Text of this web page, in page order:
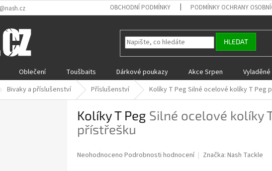
OBCHODNÍ PODMÍNKY PODMÍNKY OCHRANY
HLEDAT
Oblečení Toušbaits Dárkové poukazy Akce Srpen
Bivaky a příslušenství Příslušenství Kolíky T Peg Silné ocelové kolíky T Peg
Kolíky T Peg Silné ocelové kolíky
přístřešku
Průměrné
Neohodnoceno Podrobnosti hodnocení Značka: Nash Tackle